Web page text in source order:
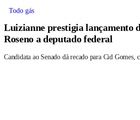
Todo gás
Luizianne prestigia lançamento
Roseno a deputado federal
Candidata ao Senado dá recado para Cid Gomes,